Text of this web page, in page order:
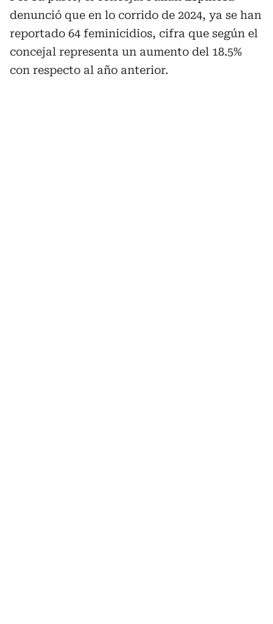
denunció que en lo corrido de 2024, ya se han
reportado 64 feminicidios, cifra que según el
concejal representa un aumento del 18.5%
con respecto al año anterior.